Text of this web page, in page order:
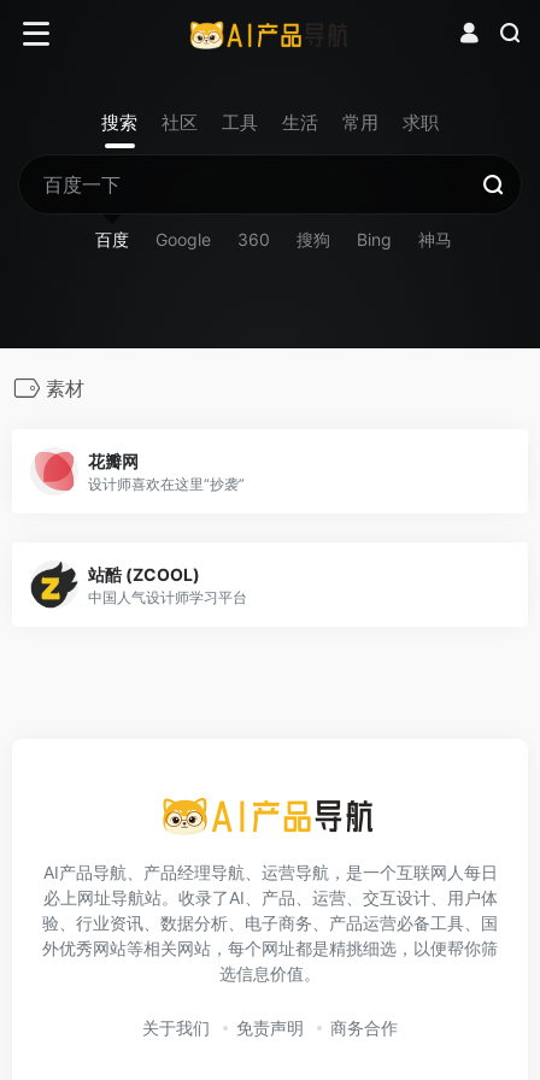
搜索 社区 工具 生活 常用 求职
百度 Google 360 搜狗 Bing 神马
素材
花瓣网
设计师喜欢在这里“抄袭”
站酷 (ZCOOL)
中国人气设计师学习平台
AI产品导航、产品经理导航、运营导航，是一个互联网人每日
必上网址导航站。收录了AI、产品、运营、交互设计、用户体
验、行业资讯、数据分析、电子商务、产品运营必备工具、国
外优秀网站等相关网站，每个网址都是精挑细选，以便帮你筛
选信息价值。
关于我们 免责声明 商务合作